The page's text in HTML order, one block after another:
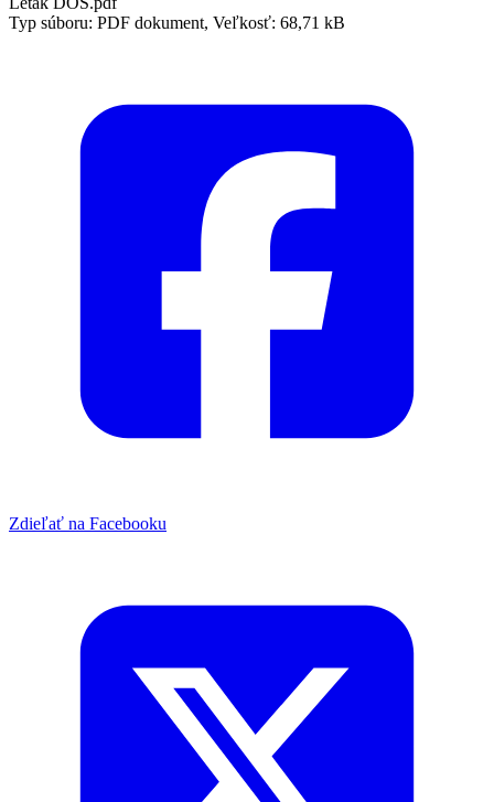
Typ súboru: PDF dokument, Veľkosť: 68,71 kB
Zdieľať na Facebooku